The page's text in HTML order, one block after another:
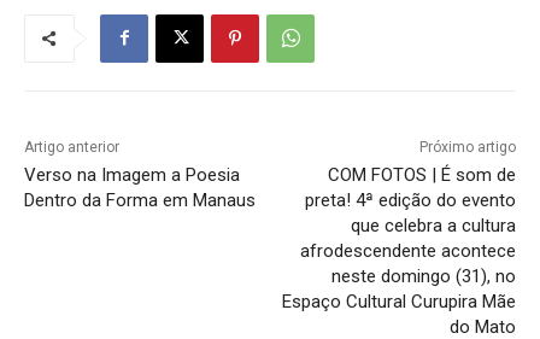
Artigo anterior
Verso na Imagem a Poesia
Dentro da Forma em Manaus
Próximo artigo
COM FOTOS | É som de
preta! 4ª edição do evento
que celebra a cultura
afrodescendente acontece
neste domingo (31), no
Espaço Cultural Curupira Mãe
do Mato